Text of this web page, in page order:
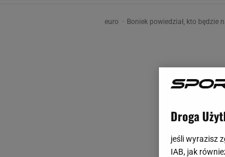
euro Boniek powiedział, kto będzie
Droga
jeśli wyrazisz
IAB, jak